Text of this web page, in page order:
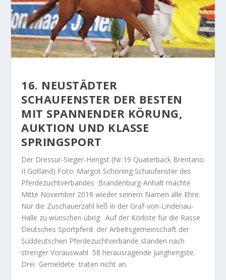
16. NEUSTÄDTER
SCHAUFENSTER DER BESTEN
MIT SPANNENDER KÖRUNG,
AUKTION UND KLASSE
SPRINGSPORT
Der Dressur-Sieger-Hengst (Nr.19 Quaterback Brentano
II Gotland) Foto: Margot Schöning Schaufenster des
Pferdezuchtverbandes Brandenburg-Anhalt machte
Mitte November 2018 wieder seinem Namen alle Ehre.
Nur die Zuschauerzahl ließ in der Graf-von-Lindenau-
Halle zu wünschen übrig. Auf der Körlistefür die Rasse
Deutsches Sportpferd der Arbeitsgemeinschaft der
Süddeutschen Pferdezuchtverbände standen nach
strenger Vorauswahl 58 herausragende Junghengste.
Drei Gemeldete traten nicht an.